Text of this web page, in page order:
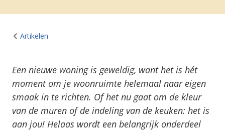
Artikelen
Een nieuwe woning is geweldig, want het is hét
moment om je woonruimte helemaal naar eigen
smaak in te richten. Of het nu gaat om de kleur
van de muren of de indeling van de keuken: het is
aan jou! Helaas wordt een belangrijk onderdeel